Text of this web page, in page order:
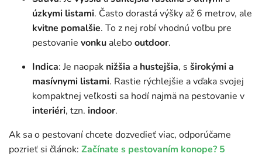
úzkymi listami. Často dorastá výšky až 6 metrov, ale
kvitne pomalšie. To z nej robí vhodnú voľbu pre
pestovanie vonku alebooutdoor.
Indica: Je naopak nižšia a hustejšia, s širokými a
masívnymi listami. Rastie rýchlejšie a vďaka svojej
kompaktnej veľkosti sa hodí najmä na pestovanie v
interiéri, tzn. indoor.
Ak sa o pestovaní chcete dozvedieť viac, odporúčame
pozrieť si článok: Začínate s pestovaním konope? 5